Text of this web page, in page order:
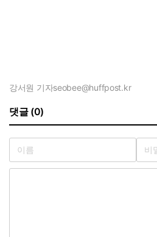
강서원 기자seobee@huffpost.kr
댓글 (0)